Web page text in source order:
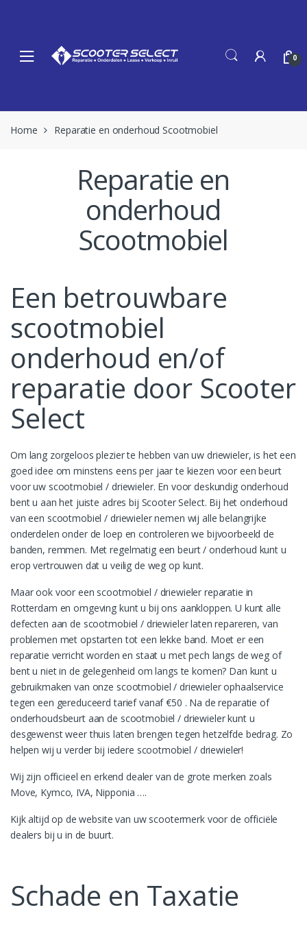
0
Home Reparatie en onderhoud Scootmobiel
Reparatie en
onderhoud
Scootmobiel
Een betrouwbare
scootmobiel
onderhoud en/of
reparatie door Scooter
Select
Om lang zorgeloos plezier te hebben van uw driewieler, is het een
goed idee om minstens eens per jaar te kiezen voor een beurt
voor uw scootmobiel / driewieler. En voor deskundig onderhoud
bent u aan het juiste adres bij Scooter Select. Bij het onderhoud
van een scootmobiel / driewieler nemen wij alle belangrijke
onderdelen onder de loep en controleren we bijvoorbeeld de
banden, remmen. Met regelmatig een beurt / onderhoud kunt u
erop vertrouwen dat u veilig de weg op kunt.
Maar ook voor een scootmobiel / driewieler reparatie in
Rotterdam en omgeving kunt u bij ons aankloppen. U kunt alle
defecten aan de scootmobiel / driewieler laten repareren, van
problemen met opstarten tot een lekke band. Moet er een
reparatie verricht worden en staat u met pech langs de weg of
bent u niet in de gelegenheid om langs te komen? Dan kunt u
gebruikmaken van onze scootmobiel / driewieler ophaalservice
tegen een gereduceerd tarief vanaf €50 . Na de reparatie of
onderhoudsbeurt aan de scootmobiel / driewieler kunt u
desgewenst weer thuis laten brengen tegen hetzelfde bedrag. Zo
helpen wij u verder bij iedere scootmobiel / driewieler!
Wij zijn officieel en erkend dealer van de grote merken zoals
Move, Kymco, IVA, Nipponia ….
Kijk altijd op de website van uw scootermerk voor de officiële
dealers bij u in de buurt.
Schade en Taxatie